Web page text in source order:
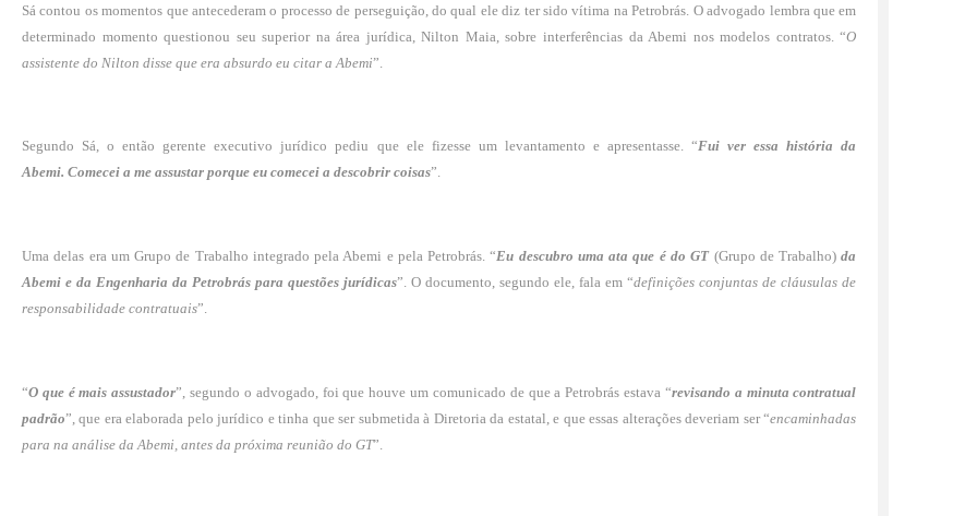
Sá contou os momentos que antecederam o processo de perseguição, do qual ele diz ter sido vítima na Petrobrás. O advogado lembra que em
determinado momento questionou seu superior na área jurídica, Nilton Maia, sobre interferências da Abemi nos modelos contratos. “O
assistente do Nilton disse que era absurdo eu citar a Abemi”.
Segundo Sá, o então gerente executivo jurídico pediu que ele fizesse um levantamento e apresentasse. “Fui ver essa história da
Abemi. Comecei a me assustar porque eu comecei a descobrir coisas”.
Uma delas era um Grupo de Trabalho integrado pela Abemi e pela Petrobrás. “Eu descubro uma ata que é do GT(Grupo de Trabalho)da
Abemi e da Engenharia da Petrobrás para questões jurídicas”. O documento, segundo ele, fala em “definições conjuntas de cláusulas de
responsabilidade contratuais”.
“O que é mais assustador”, segundo o advogado, foi que houve um comunicado de que a Petrobrás estava “revisando a minuta contratual
padrão”, que era elaborada pelo jurídico e tinha que ser submetida à Diretoria da estatal, e que essas alterações deveriam ser “encaminhadas
para na análise da Abemi, antes da próxima reunião do GT”.